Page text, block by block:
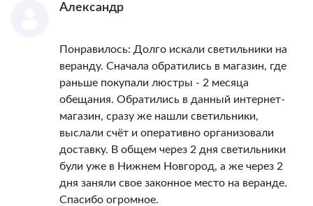
Александр
Понравилось: Долго искали светильники на
веранду. Сначала обратились в магазин, где
раньше покупали люстры - 2 месяца
обещания. Обратились в данный интернет-
магазин, сразу же нашли светильники,
выслали счёт и оперативно организовали
доставку. В общем через 2 дня светильники
були уже в Нижнем Новгород, а же через 2
дня заняли свое законное место на веранде.
Спасибо огромное.